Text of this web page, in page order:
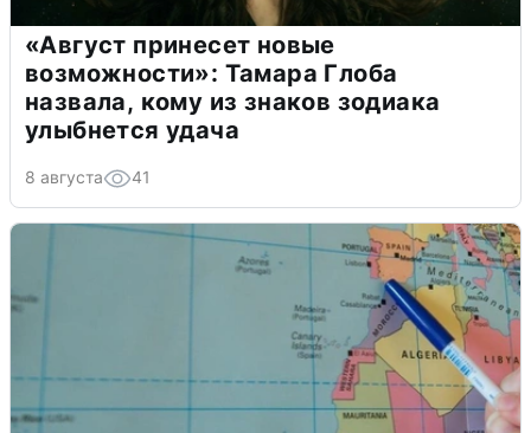
«Август принесет новые
возможности»: Тамара Глоба
назвала, кому из знаков зодиака
улыбнется удача
8 августа 41